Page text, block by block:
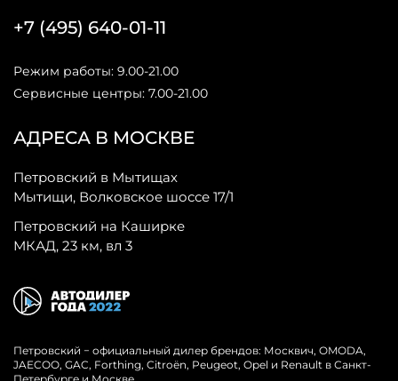
АДРЕСА В МОСКВЕ
Петровский в Мытищах
Мытищи, Волковское шоссе 17/1
Петровский на Каширке
МКАД, 23 км, вл 3
+7 (495) 640-01-11
Режим работы: 9.00-21.00
Сервисные центры: 7.00-21.00
Петровский − официальный дилер брендов: Москвич, OMODA,
JAECOO, GAC, Forthing, Citroёn, Peugeot, Opel и Renault в Санкт-